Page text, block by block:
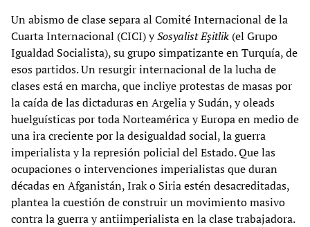
Un abismo de clase separa al Comité Internacional de la
Cuarta Internacional (CICI) ySosyalist Eşitlik (el Grupo
Igualdad Socialista), su grupo simpatizante en Turquía, de
esos partidos. Un resurgir internacional de la lucha de
clases está en marcha, que incliye protestas de masas por
la caída de las dictaduras en Argelia y Sudán, y oleads
huelguísticas por toda Norteamérica y Europa en medio de
una ira creciente por la desigualdad social, la guerra
imperialista y la represión policial del Estado. Que las
ocupaciones o intervenciones imperialistas que duran
décadas en Afganistán, Irak o Siria estén desacreditadas,
plantea la cuestión de construir un movimiento masivo
contra la guerra y antiimperialista en la clase trabajadora.